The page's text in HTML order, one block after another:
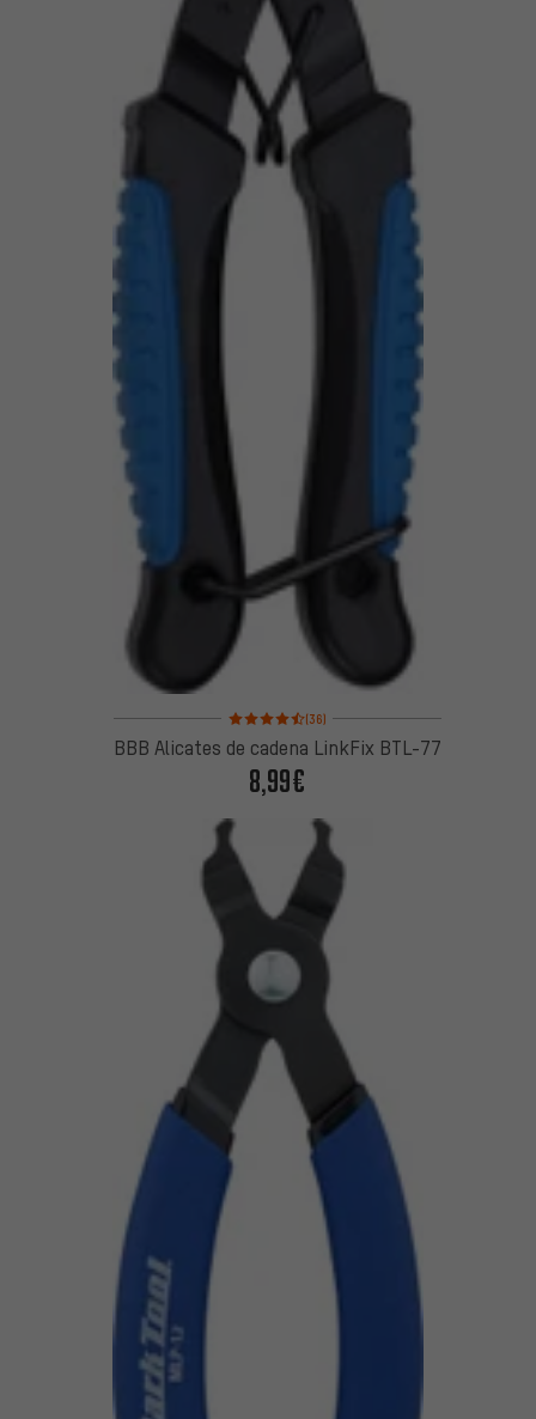
Valoración media: 4,5 de 5 basada en 36 reseñas
(36)
BBB Alicates de cadena LinkFix BTL-77
8,99€